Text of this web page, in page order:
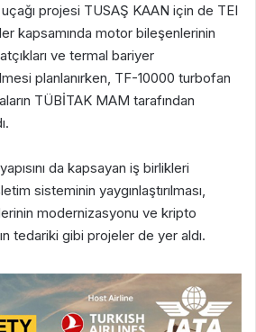
projesi TUSAŞ KAAN için de TEI
kapsamında motor bileşenlerinin
ve termal bariyer
planlanırken, TF-10000 turbofan
TÜBİTAK MAM tarafından
da kapsayan iş birlikleri
sisteminin yaygınlaştırılması,
modernizasyonu ve kripto
tedariki gibi projeler de yer aldı.